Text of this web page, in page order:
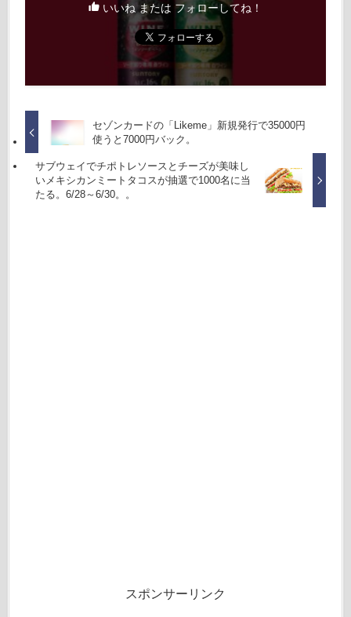
いいね または フォローしてね！
セゾンカードの「Likeme」新規発行で35000円
使うと7000円バック。
サブウェイでチポトレソースとチーズが美味し
いメキシカンミートタコスが抽選で1000名に当
たる。6/28～6/30。。
スポンサーリンク